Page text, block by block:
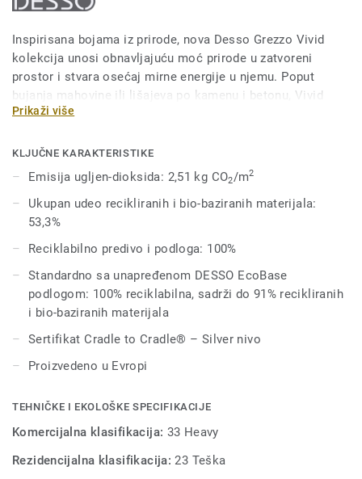
Inspirisana bojama iz prirode, nova Desso Grezzo Vivid
kolekcija unosi obnavljajuću moć prirode u zatvoreni
prostor i stvara osećaj mirne energije u njemu. Poput
bujanja mahovine ili lišajeva po kamenu i betonu, Vivid
hvata lepotu i živost prirode koja oduzima dah,
tkanje formira razigranu, rebrastu teksturu. Grezzo Vivid je
dizajniran da savršeno ide uz Desso Grezzo Bloom. Osam
modernih boja iz svake kolekcije predstavljaju dodatak
postojećoj Desso Grezzo kolekciji kako bi vam ponudile
još više kreativne slobode prilikom dizajniranja vašeg
prostora.
Prikaži više
KLJUČNE KARAKTERISTIKE
Emisija ugljen-dioksida: 2,51 kg CO2/m2
Ukupan udeo recikliranih i bio-baziranih materijala:
53,3%
Reciklabilno predivo i podloga: 100%
Standardno sa unapređenom DESSO EcoBase
podlogom: 100% reciklabilna, sadrži do 91% recikliranih
i bio-baziranih materijala
Sertifikat Cradle to Cradle® – Silver nivo
Proizvedeno u Evropi
TEHNIČKE I EKOLOŠKE SPECIFIKACIJE
Komercijalna klasifikacija: 33 Heavy
Rezidencijalna klasifikacija:23 Teška